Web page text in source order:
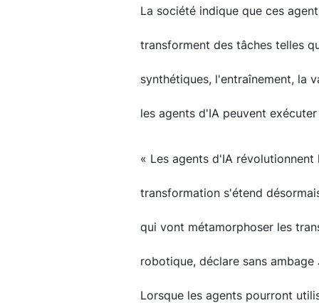
La société indique que ces
transforment des tâches telles
synthétiques, l'entraînement, la
les agents d'IA peuvent
« Les agents d'IA
transformation s'étend
qui vont métamorphoser les
robotique, déclare sans
Lorsque les agents pourront